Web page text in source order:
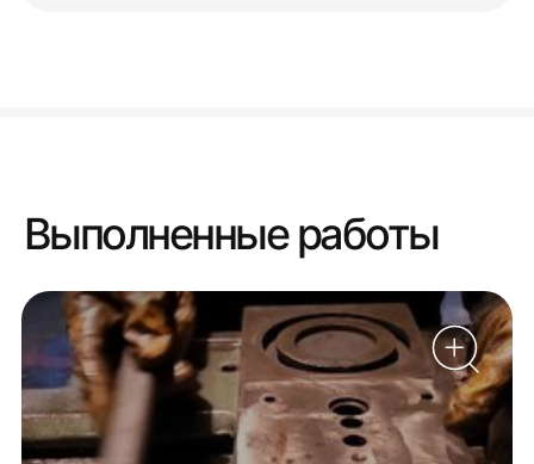
Выполненные работы